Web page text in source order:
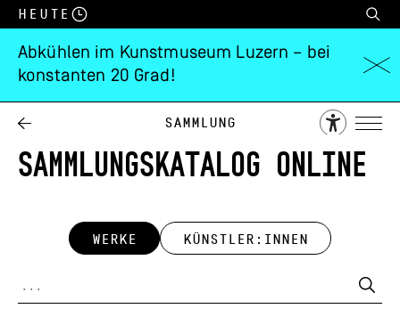
Heute
Abkühlen im Kunstmuseum Luzern – bei
konstanten 20 Grad!
Sammlung
SAMMLUNGSKATALOG ONLINE
WERKE KÜNSTLER:INNEN